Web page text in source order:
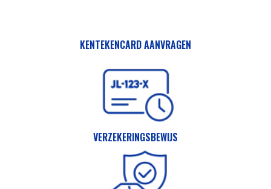
KENTEKENCARD AANVRAGEN
VERZEKERINGSBEWIJS